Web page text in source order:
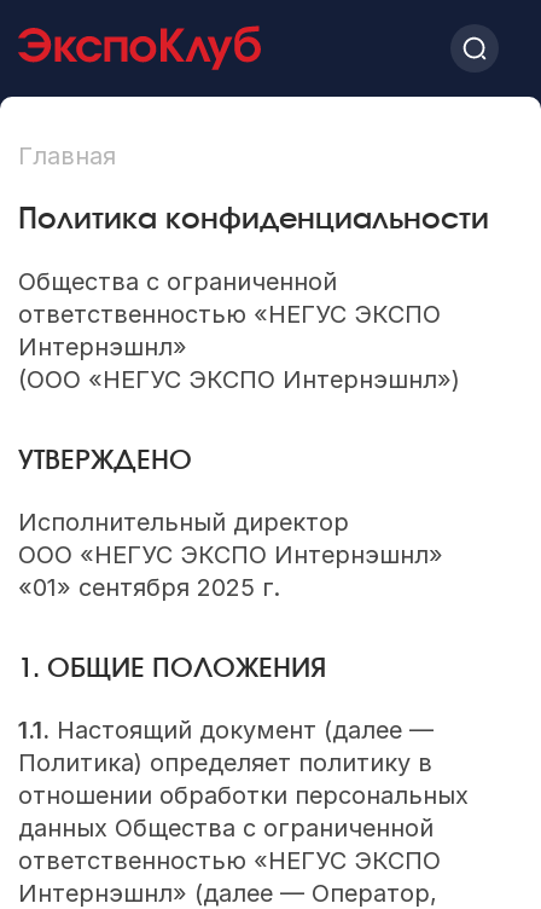
Главная
Политика конфиденциальности
Общества с ограниченной
ответственностью «НЕГУС ЭКСПО
Интернэшнл»
(ООО «НЕГУС ЭКСПО Интернэшнл»)
УТВЕРЖДЕНО
Исполнительный директор
ООО «НЕГУС ЭКСПО Интернэшнл»
«01» сентября 2025 г.
1. ОБЩИЕ ПОЛОЖЕНИЯ
1.1. Настоящий документ (далее —
Политика) определяет политику в
отношении обработки персональных
данных Общества с ограниченной
ответственностью «НЕГУС ЭКСПО
Интернэшнл» (далее — Оператор,